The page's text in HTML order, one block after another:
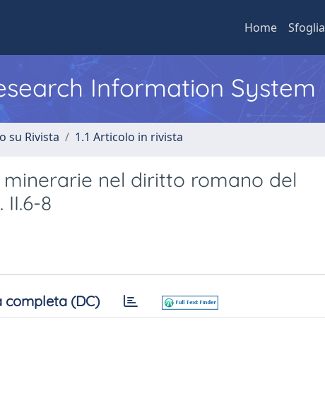
Home Sfoglia
Information System
su Rivista 1.1 Articolo in rivista
nel diritto romano del
8
completa (DC)